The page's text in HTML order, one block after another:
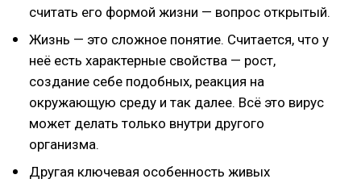
считать его формой жизни — вопрос открытый.
Жизнь — это сложное понятие. Считается, что у
неё есть характерные свойства — рост,
создание себе подобных, реакция на
окружающую среду и так далее. Всё это вирус
может делать только внутри другого
организма.
Другая ключевая особенность живых